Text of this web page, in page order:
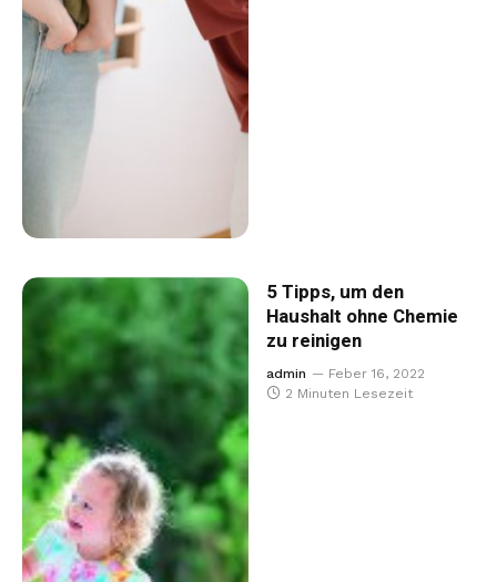
5 Tipps, um den
Haushalt ohne Chemie
zu reinigen
admin
Feber 16, 2022
2 Minuten Lesezeit